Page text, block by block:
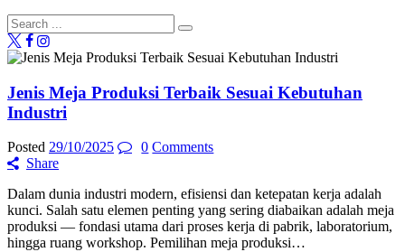
Jenis Meja Produksi Terbaik Sesuai Kebutuhan
Industri
Posted 29/10/2025 0 Comments
Share
Dalam dunia industri modern, efisiensi dan ketepatan kerja adalah
kunci. Salah satu elemen penting yang sering diabaikan adalah meja
produksi — fondasi utama dari proses kerja di pabrik, laboratorium,
hingga ruang workshop. Pemilihan meja produksi…